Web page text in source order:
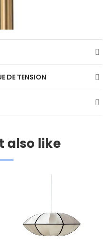
DE TENSION
also like